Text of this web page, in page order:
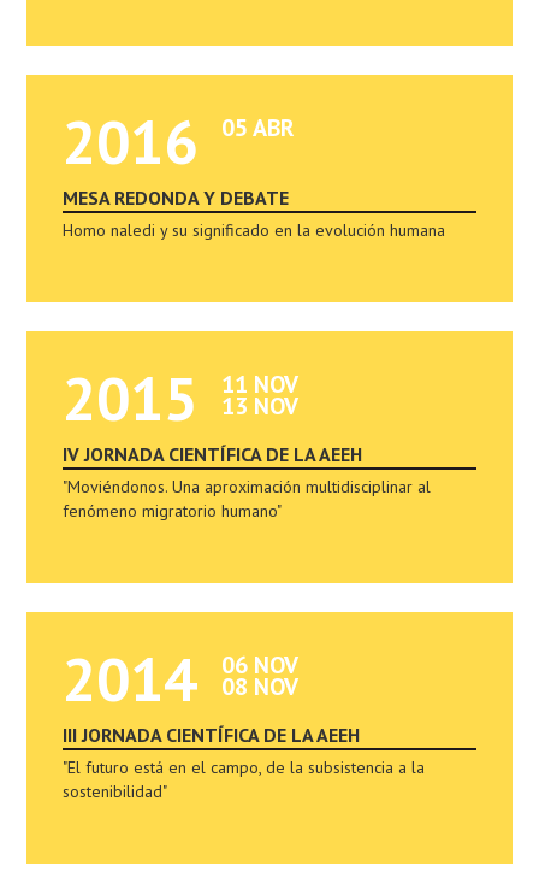
2016 05 ABR
MESA REDONDA Y DEBATE
Homo naledi y su significado en la evolución humana
2015 11 NOV
13 NOV
IV JORNADA CIENTÍFICA DE LA AEEH
"Moviéndonos. Una aproximación multidisciplinar al
fenómeno migratorio humano"
2014 06 NOV
08 NOV
III JORNADA CIENTÍFICA DE LA AEEH
"El futuro está en el campo, de la subsistencia a la
sostenibilidad"